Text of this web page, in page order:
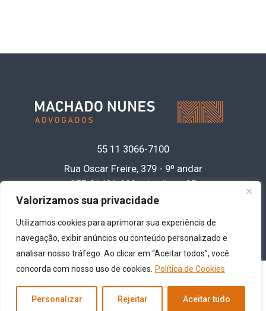
Valorizamos sua privacidade
Utilizamos cookies para aprimorar sua experiência de
navegação, exibir anúncios ou conteúdo personalizado e
analisar nosso tráfego. Ao clicar em “Aceitar todos”, você
concorda com nosso uso de cookies.
Política de Cookies
Personalizar Rejeitar Aceitar tudo
55 11 3066-7100
Rua Oscar Freire, 379 - 9º andar
CEP 01426-900 • Jardins - SP
Acesse nossa política de privacidade de
dados